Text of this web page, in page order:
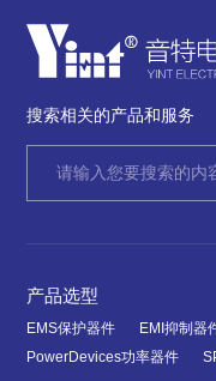
搜索相关的产品和服务
产品选型
EMS保护器件 EMI抑制器
PowerDevices功率器件